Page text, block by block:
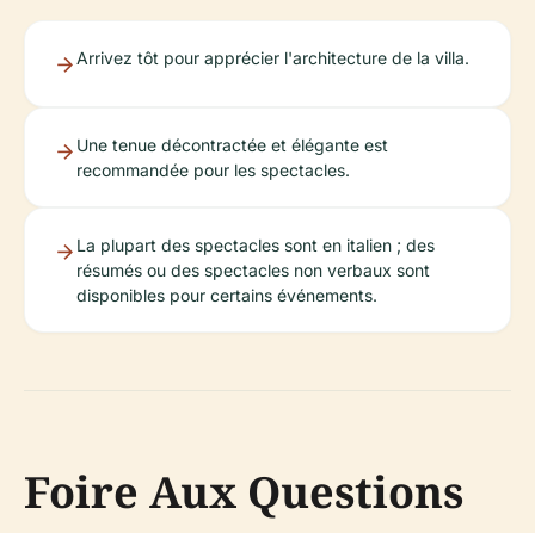
Arrivez tôt pour apprécier l'architecture de la villa.
Une tenue décontractée et élégante est
recommandée pour les spectacles.
La plupart des spectacles sont en italien ; des
résumés ou des spectacles non verbaux sont
disponibles pour certains événements.
Foire Aux Questions